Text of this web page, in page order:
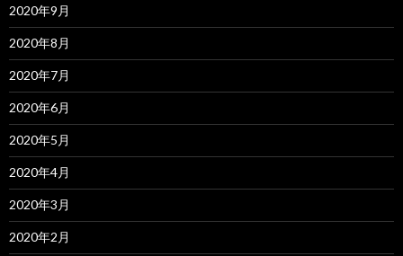
2020年9月
2020年8月
2020年7月
2020年6月
2020年5月
2020年4月
2020年3月
2020年2月